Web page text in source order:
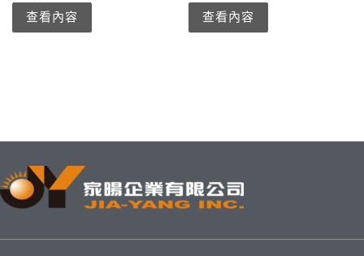
查看內容 查看內容